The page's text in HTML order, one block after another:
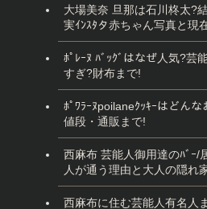
大場美奈 旦那は石川柊太?
実ｲﾝｽﾀタ赤ちゃん写真と現
ﾎﾟﾚｰﾇ ﾊﾞｯｸﾞはなぜ人気?芸
すぎ?財布まで!
ﾎﾟﾜﾗｰﾇpoilaneｸｯｷｰはどんな
値段・通販まで!
西麻布 芸能人御用達のﾊﾞｰ/
人が通う理由と大人の隠れ
西麻布に住む芸能人有名人